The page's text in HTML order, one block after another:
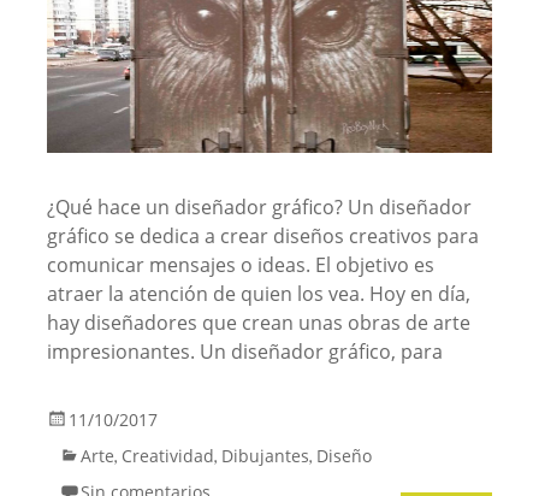
¿Qué hace un diseñador gráfico? Un diseñador
gráfico se dedica a crear diseños creativos para
comunicar mensajes o ideas. El objetivo es
atraer la atención de quien los vea. Hoy en día,
hay diseñadores que crean unas obras de arte
impresionantes. Un diseñador gráfico, para
11/10/2017
Arte, Creatividad, Dibujantes, Diseño